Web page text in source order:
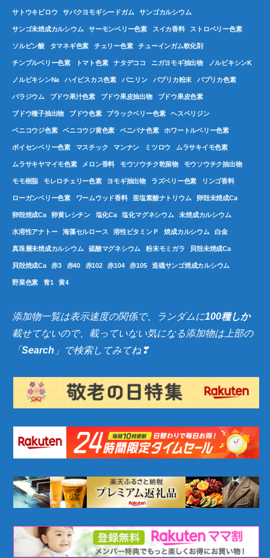
サトウキビロウ サバクヨモギシードガム サンゴカルシウム
サンゴ未焼成カルシウム サーモンベリー色素 スイカ香料 ストロベリー色素
ソルビン酸 タマネギ色素 チェリー色素 チューインガム軟化剤
チンブルベリー色素 トマト色素 ナタデココ ニガヨモギ抽出物 ノルビキシンK
ノルビキシンNa ハイビスカス色素 バニリン パプリカ粉末 パプリカ色素
パラジウム ブドウ果汁色素 ブドウ果皮抽出物 ブドウ果皮色素
ブドウ種子抽出物 ブドウ色素 ブラックベリー色素 ヘスペリジン
ベニコウジ色素 ベニコウジ黄色素 ベニバナ色素 ホワートルベリー色素
ボイセンベリー色素 マスチック マンナン ミツロウ ムラサキイモ色素
ムラサキヤマイモ色素 メロン香料 モウソウチク乾留物 モウソウチク抽出物
モモ樹脂 モレロチェリー色素 ヨモギ抽出物 ラズベリー色素 リンゴ香料
ローガンベリー色素 ワームウッド香料 亜塩素酸ナトリウム 卵殻未焼成Ca
卵殻焼成Ca 卵黄レシチン 塩化Ca 塩化マグネシウム 未焼成カルシウム
水溶性アナトー 海藻セルロース 溶性ビタミンＰ 焼成カルシウム 白金
真珠層未焼成カルシウム 硫酸マグネシウム 粉末モミガラ 貝殻未焼成Ca
貝殻焼成Ca 赤3 赤40 赤102 赤104 赤105 造礁サンゴ焼成カルシウム
野菜色素 青1 黄4
添加物一覧は表示速度の関係で、ランダムに100種しか
載せてないので、載っていない気になる添加物は上部の
「Search 」で検索してみてね❣